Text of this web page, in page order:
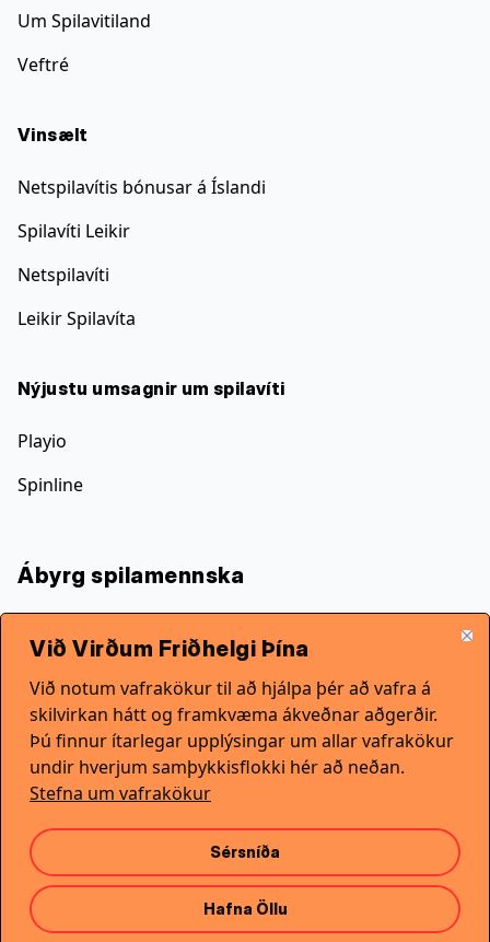
Við Virðum Friðhelgi Þína
Við notum vafrakökur til að hjálpa þér að vafra á
skilvirkan hátt og framkvæma ákveðnar aðgerðir.
Þú finnur ítarlegar upplýsingar um allar vafrakökur
undir hverjum samþykkisflokki hér að neðan.
Stefna um vafrakökur
Sérsníða
Hafna Öllu
Um Spilavitiland
Veftré
Vinsælt
Netspilavítis bónusar á Íslandi
Spilavíti Leikir
Netspilavíti
Leikir Spilavíta
Nýjustu umsagnir um spilavíti
Playio
Spinline
Ábyrg spilamennska
vegna spilunar í spilavítum sem tengjast tilboðum
okkar á bónusum. Spilarinn ber ábyrgð á því hversu
mikið hann er tilbúinn og fær um að spila. Við hvetjum
alltaf til ábyrgrar spilunar.